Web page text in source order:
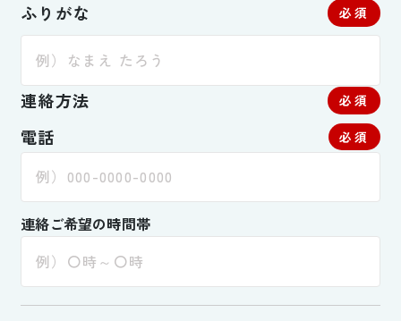
必須
ふりがな
必須
連絡方法
電話
必須
連絡ご希望の時間帯